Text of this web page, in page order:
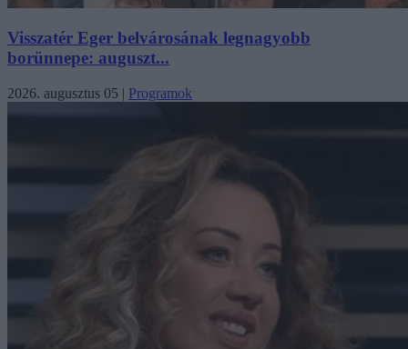
Visszatér Eger belvárosának legnagyobb
borünnepe: auguszt...
2026. augusztus 05 | Programok